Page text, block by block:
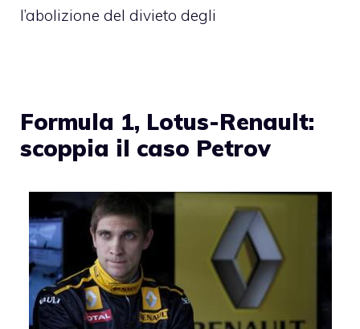
l’abolizione del divieto degli
Formula 1, Lotus-Renault:
scoppia il caso Petrov